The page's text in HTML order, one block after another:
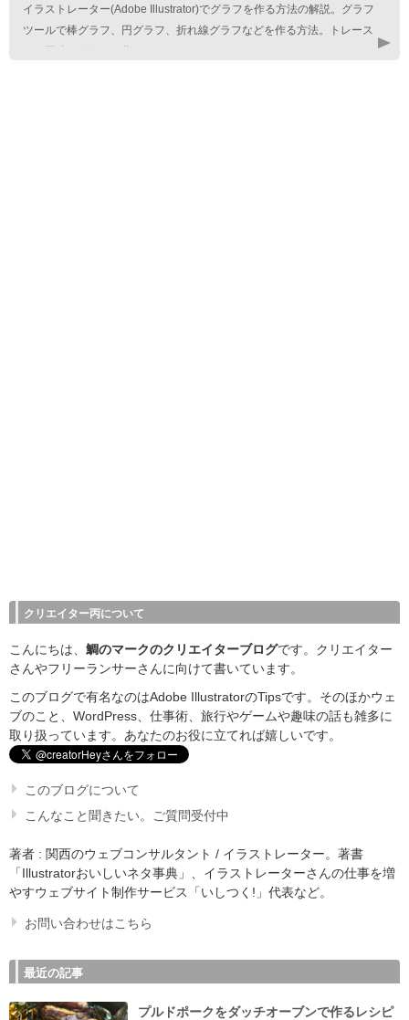
イラストレーター(Adobe Illustrator)でグラフを作る方法の解説。グラフ
ツールで棒グラフ、円グラフ、折れ線グラフなどを作る方法。トレース
クリエイター丙について
こんにちは、 鯛のマークのクリエイターブログです。クリエイター
さんやフリーランサーさんに向けて書いています。
このブログで有名なのはAdobe IllustratorのTipsです。そのほかウェ
ブのこと、WordPress、仕事術、旅行やゲームや趣味の話も雑多に
取り扱っています。あなたのお役に立てれば嬉しいです。
このブログについて
こんなこと聞きたい。ご質問受付中
著者 : 関西のウェブコンサルタント / イラストレーター。著書
「Illustratorおいしいネタ事典」、イラストレーターさんの仕事を増
やすウェブサイト制作サービス「いしつく!」代表など。
お問い合わせはこちら
最近の記事
プルドポークをダッチオーブンで作るレシピ